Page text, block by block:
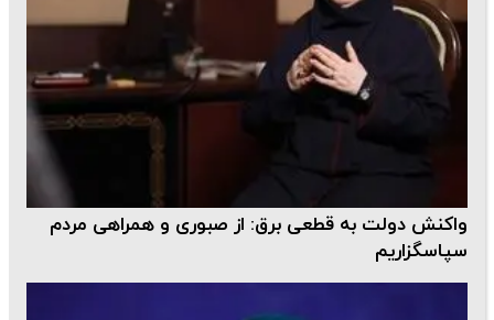
واکنش دولت به قطعی برق: از صبوری و همراهی مردم
سپاسگزاریم